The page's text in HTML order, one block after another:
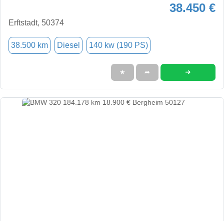
38.450 €
Erftstadt, 50374
38.500 km Diesel 140 kw (190 PS)
★ ➦ ➜